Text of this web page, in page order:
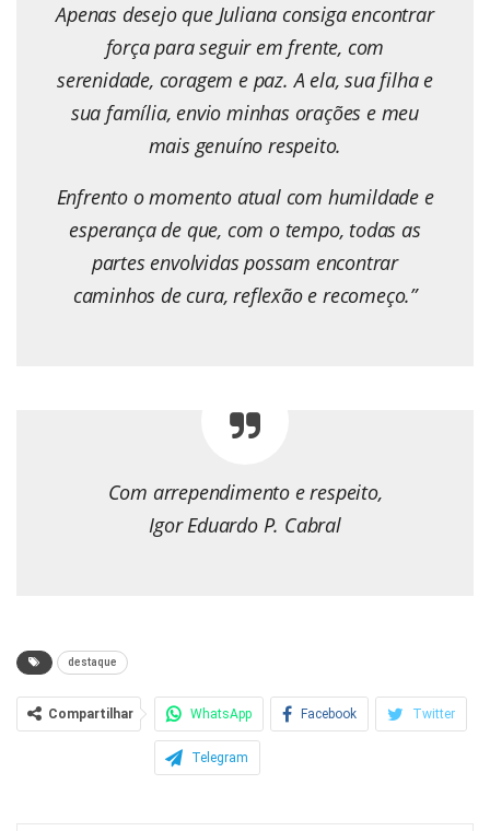
Apenas desejo que Juliana consiga encontrar
força para seguir em frente, com
serenidade, coragem e paz. A ela, sua filha e
sua família, envio minhas orações e meu
mais genuíno respeito.
Enfrento o momento atual com humildade e
esperança de que, com o tempo, todas as
partes envolvidas possam encontrar
caminhos de cura, reflexão e recomeço.”
Com arrependimento e respeito,
Igor Eduardo P. Cabral
destaque
Compartilhar WhatsApp Facebook Twitter
Telegram